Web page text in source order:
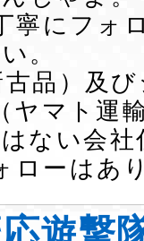
寧にフォ
い。
古品）及
ヤマト運
ない会社
ローはあ